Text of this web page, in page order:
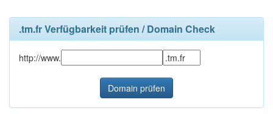
.tm.fr Verfügbarkeit prüfen / Domain Check
http://www.